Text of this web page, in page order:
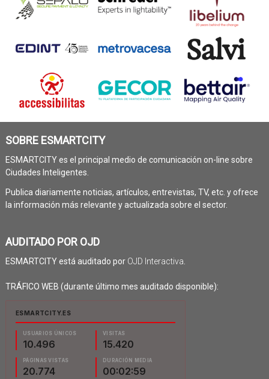
SOBRE ESMARTCITY
ESMARTCITY es el principal medio de comunicación on-line sobre
Ciudades Inteligentes.
Publica diariamente noticias, artículos, entrevistas, TV, etc. y ofrece
la información más relevante y actualizada sobre el sector.
AUDITADO POR OJD
ESMARTCITY está auditado por OJD Interactiva
TRÁFICO WEB (durante último mes auditado disponible):